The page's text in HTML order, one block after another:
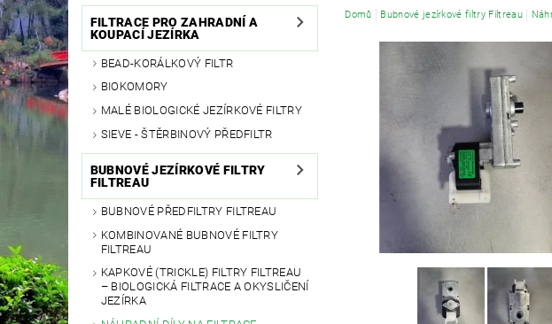
HYDROIZOLAČNÍ FÓLIE FILTRAČNÍ MATERIÁL UVC LAMPY A
VZDUCHOVÁ ČERPADLA A PROVZDUŠŇOVÁNÍ PÉČE O RYBNÍK A KOI –
PRODEJ KOI KAPRŮ MOJE OBJEDNÁVKA
FILTRACE PRO ZAHRADNÍ A
KOUPACÍ JEZÍRKA
BEAD-KORÁLKOVÝ FILTR
BIOKOMORY
MALÉ BIOLOGICKÉ JEZÍRKOVÉ FILTRY
SIEVE - ŠTĚRBINOVÝ PŘEDFILTR
BUBNOVÉ JEZÍRKOVÉ FILTRY
FILTREAU
BUBNOVÉ PŘEDFILTRY FILTREAU
KOMBINOVANÉ BUBNOVÉ FILTRY
FILTREAU
KAPKOVÉ (TRICKLE) FILTRY FILTREAU
– BIOLOGICKÁ FILTRACE A OKYSLIČENÍ
JEZÍRKA
Domů Bubnové jezírkové filtry Filtreau